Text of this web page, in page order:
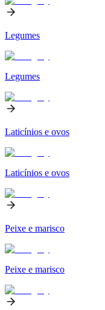
Legumes
Legumes
Laticínios e ovos
Laticínios e ovos
Peixe e marisco
Peixe e marisco